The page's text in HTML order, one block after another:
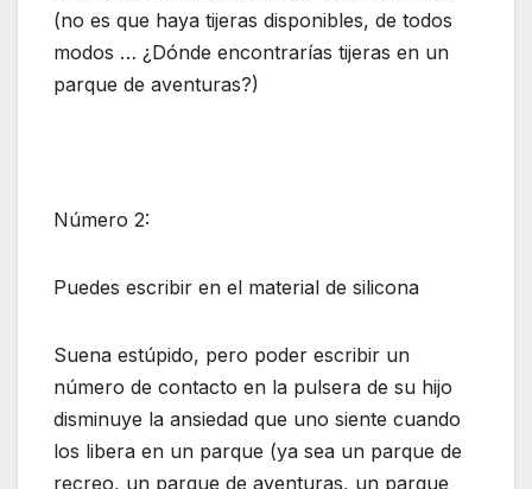
(no es que haya tijeras disponibles, de todos
modos … ¿Dónde encontrarías tijeras en un
parque de aventuras?)
Número 2:
Puedes escribir en el material de silicona
Suena estúpido, pero poder escribir un
número de contacto en la pulsera de su hijo
disminuye la ansiedad que uno siente cuando
los libera en un parque (ya sea un parque de
recreo, un parque de aventuras, un parque